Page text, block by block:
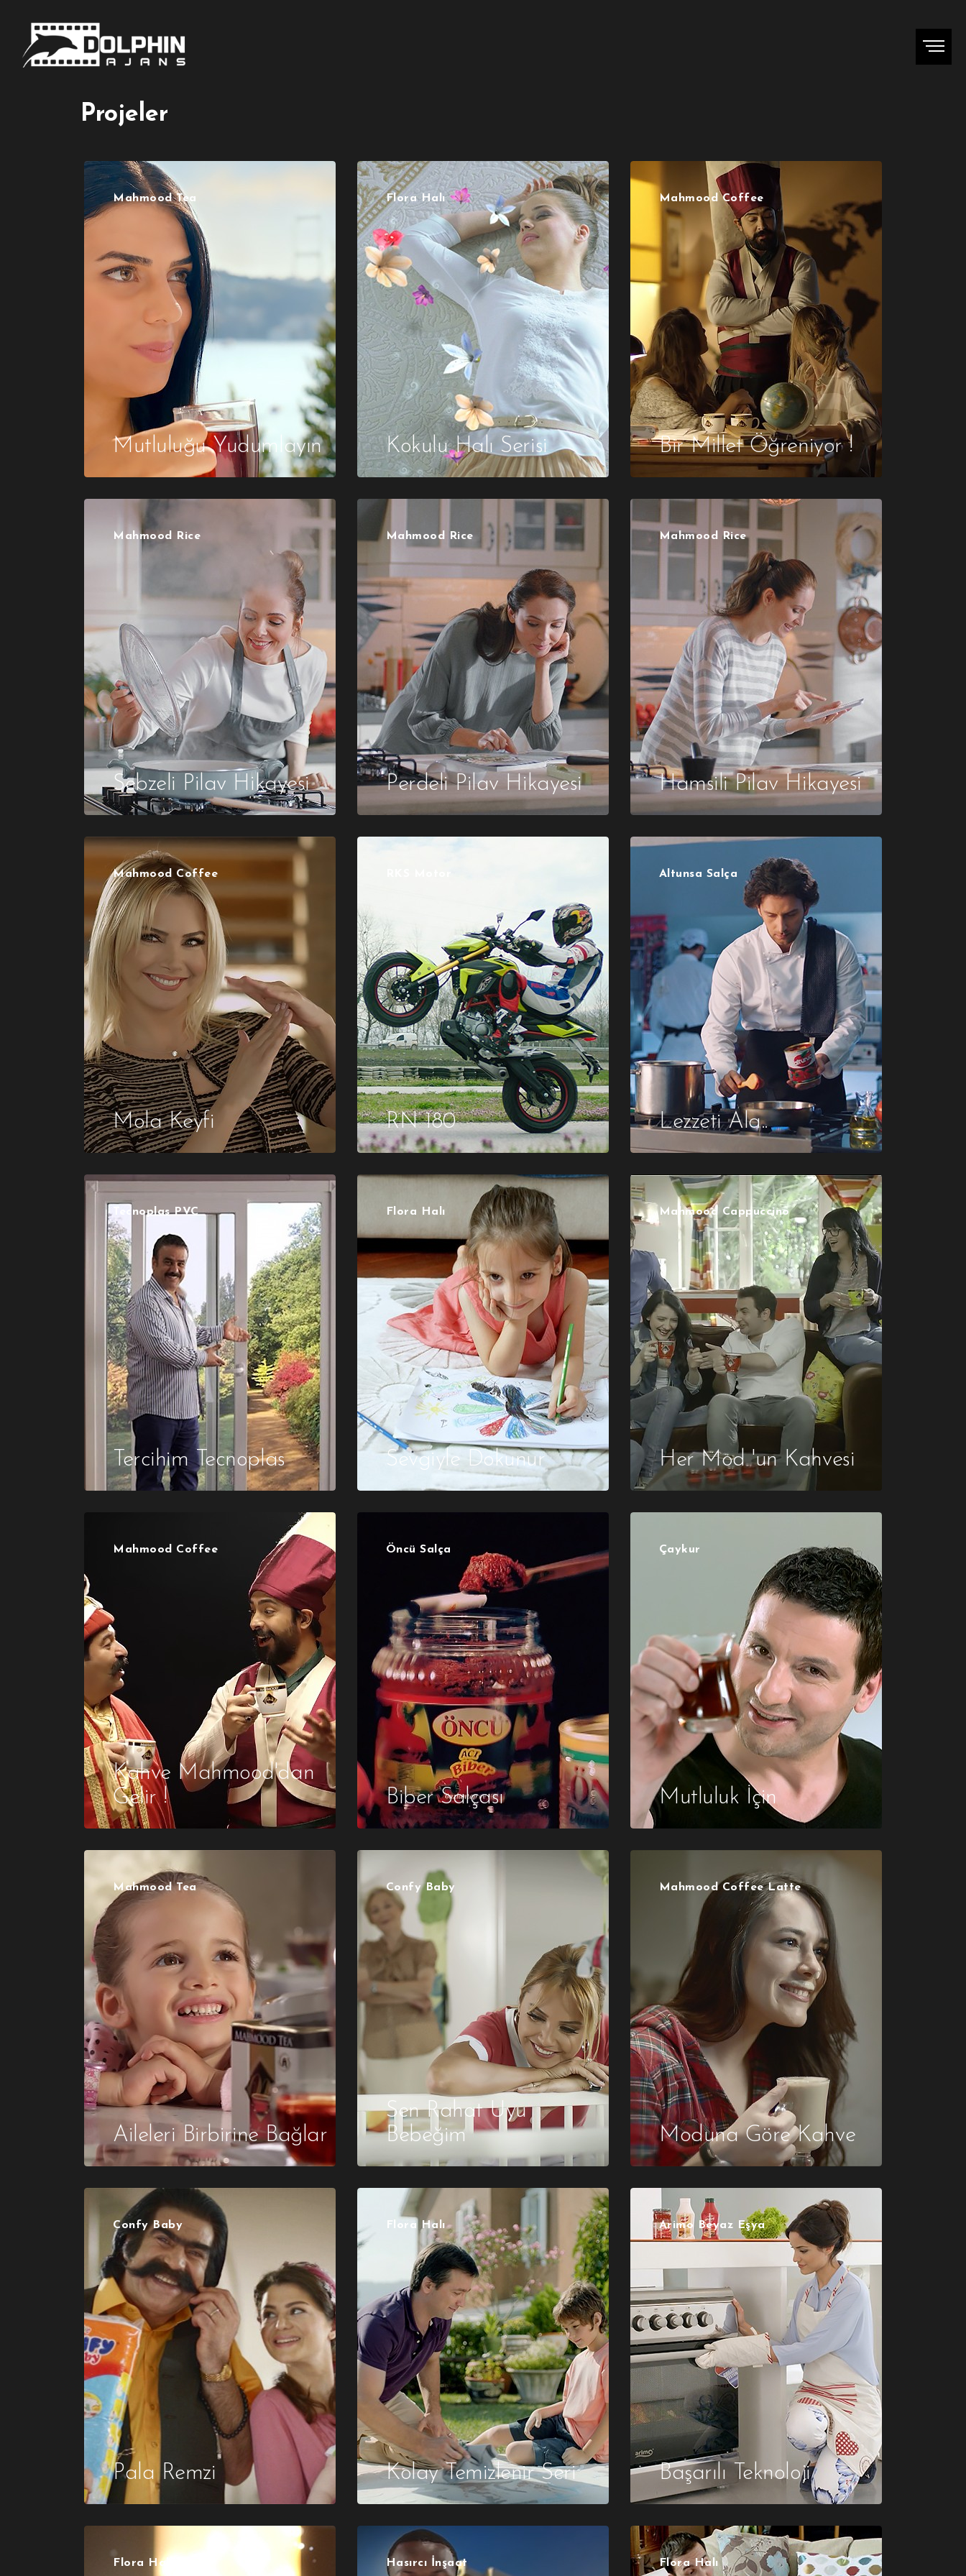
Projeler
Mahmood Tea
Mutluluğu Yudumlayın
Flora Halı
Kokulu Halı Serisi
Mahmood Coffee
Bir Millet Öğreniyor !
Mahmood Rice
Sebzeli Pilav Hikayesi
Mahmood Rice
Perdeli Pilav Hikayesi
Mahmood Rice
Hamsili Pilav Hikayesi
Mahmood Coffee
Mola Keyfi RN 180
Altunsa Salça
Lezzeti Ala..
Tecnoplas PVC
Tercihim Tecnoplas
Flora Halı
Sevgiyle Dokunur
Mahmood Cappuccino
Her Mod 'un Kahvesi
Mahmood Coffee
Kahve Mahmood'dan
Gelir !
Öncü Salça
Biber Salçası
Çaykur
Mutluluk İçin
Mahmood Tea
Aileleri Birbirine Bağlar
Confy Baby
Sen Rahat Uyu
Bebeğim
Mahmood Coffee Latte
Moduna Göre Kahve
Confy Baby
Pala Remzi
Flora Halı
Kolay Temizlenir Seri
Arimo Beyaz Eşya
Başarılı Teknoloji
Flora Halı Hasırcı İnşaat Flora Halı